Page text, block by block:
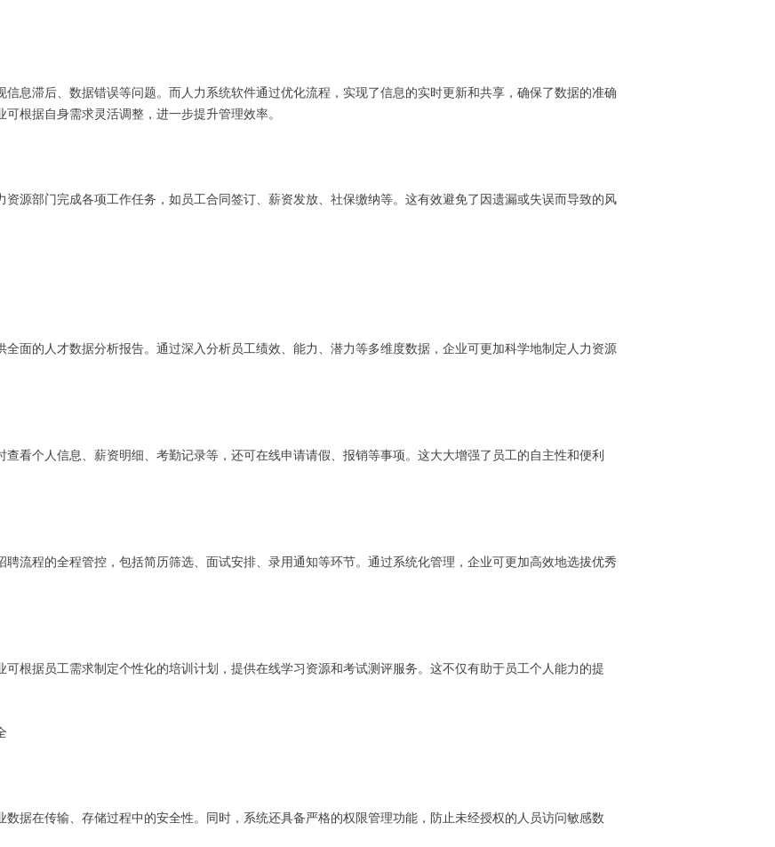
息滞后、数据错误等问题。而人力系统软件通过优化流程，实现了信息的实时更新和共享，确保了数据的准确
根据自身需求灵活调整，进一步提升管理效率。
源部门完成各项工作任务，如员工合同签订、薪资发放、社保缴纳等。这有效避免了因遗漏或失误而导致的风
面的人才数据分析报告。通过深入分析员工绩效、能力、潜力等多维度数据，企业可更加科学地制定人力资源
看个人信息、薪资明细、考勤记录等，还可在线申请请假、报销等事项。这大大增强了员工的自主性和便利
流程的全程管控，包括简历筛选、面试安排、录用通知等环节。通过系统化管理，企业可更加高效地选拔优秀
根据员工需求制定个性化的培训计划，提供在线学习资源和考试测评服务。这不仅有助于员工个人能力的提
据在传输、存储过程中的安全性。同时，系统还具备严格的权限管理功能，防止未经授权的人员访问敏感数